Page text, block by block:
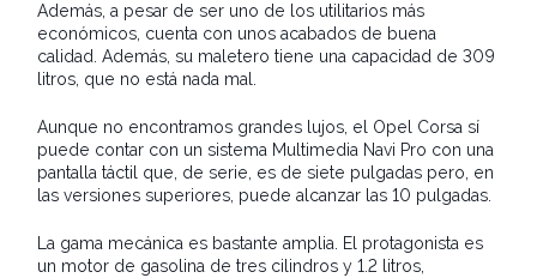
Además, a pesar de ser uno de los utilitarios más
económicos, cuenta con unos acabados de buena
calidad. Además, su maletero tiene una capacidad de 309
litros, que no está nada mal.
Aunque no encontramos grandes lujos, el Opel Corsa sí
puede contar con un sistema Multimedia Navi Pro con una
pantalla táctil que, de serie, es de siete pulgadas pero, en
las versiones superiores, puede alcanzar las 10 pulgadas.
La gama mecánica es bastante amplia. El protagonista es
un motor de gasolina de tres cilindros y 1.2 litros,